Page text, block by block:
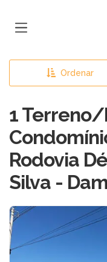
Ordenar
1
Rodovia
Silva -